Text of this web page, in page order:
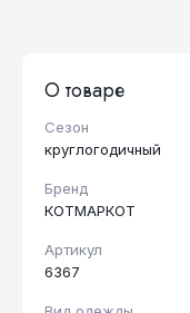
О товаре
Сезон
круглогодичный
Бренд
КОТМАРКОТ
Артикул
6367